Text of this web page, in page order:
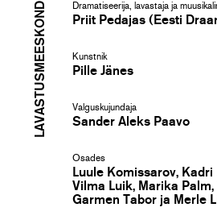
LAVASTUSMEESKOND Dramatiseerija, lavastaja ja
Priit Pedajas (Eesti
Kunstnik
Pille Jänes
Valguskujundaja
Sander Aleks Paavo
Osades
Luule Komissarov, Kadri
Vilma Luik, Marika
Garmen Tabor ja Merle